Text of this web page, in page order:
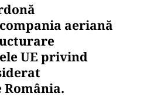
aeriană
UE privind